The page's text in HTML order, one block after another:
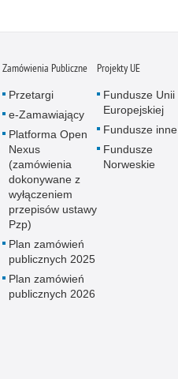
Zamówienia Publiczne
Przetargi
e-Zamawiający
Platforma Open
Nexus
(zamówienia
dokonywane z
wyłączeniem
przepisów ustawy
Pzp)
Plan zamówień
publicznych 2025
Plan zamówień
publicznych 2026
Projekty UE
Fundusze Unii
Europejskiej
Fundusze inne
Fundusze
Norweskie